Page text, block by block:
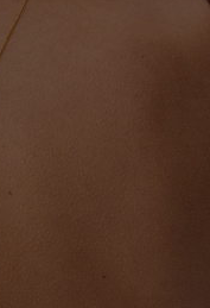
dodatkowe opłaty
przez
tego typu
blask, delikatnie
Pamiętaj, że
która z
tego procesu
właściwości
skorzystać z
projekty mogły